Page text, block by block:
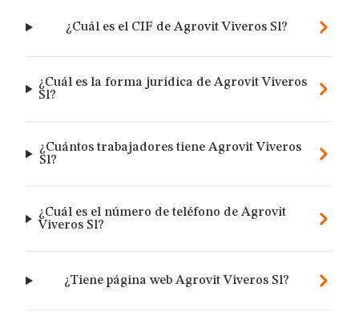
¿Cuál es el CIF de Agrovit Viveros Sl?
¿Cuál es la forma jurídica de Agrovit Viveros
Sl?
¿Cuántos trabajadores tiene Agrovit Viveros
Sl?
¿Cuál es el número de teléfono de Agrovit
Viveros Sl?
¿Tiene página web Agrovit Viveros Sl?